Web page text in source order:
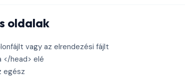
oldalak
vagy az elrendezési fájlt
head> elé
egész